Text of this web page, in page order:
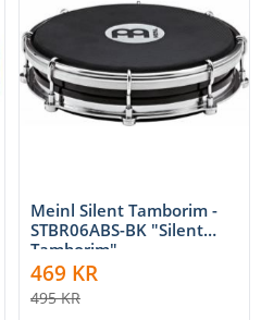
Meinl Silent Tamborim -
STBR06ABS-BK "Silent
Tamborim"
469 KR
495KR